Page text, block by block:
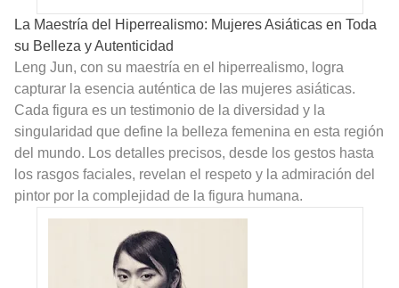
La Maestría del Hiperrealismo: Mujeres Asiáticas en Toda
su Belleza y Autenticidad
Leng Jun, con su maestría en el hiperrealismo, logra
capturar la esencia auténtica de las mujeres asiáticas.
Cada figura es un testimonio de la diversidad y la
singularidad que define la belleza femenina en esta región
del mundo. Los detalles precisos, desde los gestos hasta
los rasgos faciales, revelan el respeto y la admiración del
pintor por la complejidad de la figura humana.